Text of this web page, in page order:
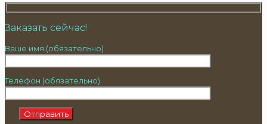
Заказать сейчас!
Ваше имя (обязательно)
Телефон (обязательно)